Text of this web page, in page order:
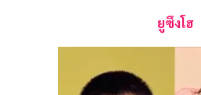
ยูซึงโฮ